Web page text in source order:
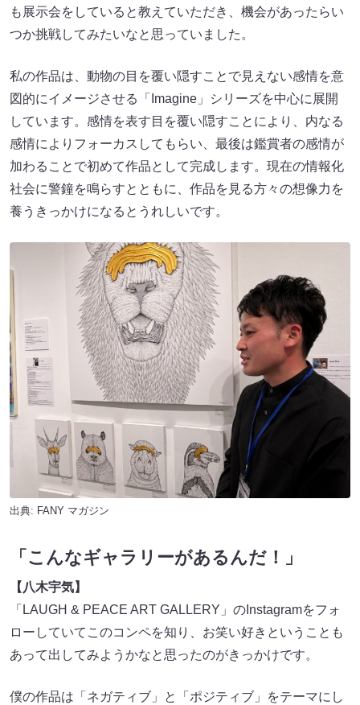
も展示会をしていると教えていただき、機会があったらい
つか挑戦してみたいなと思っていました。
私の作品は、動物の目を覆い隠すことで見えない感情を意
図的にイメージさせる「Imagine」シリーズを中心に展開
しています。感情を表す目を覆い隠すことにより、内なる
感情によりフォーカスしてもらい、最後は鑑賞者の感情が
加わることで初めて作品として完成します。現在の情報化
社会に警鐘を鳴らすとともに、作品を見る方々の想像力を
養うきっかけになるとうれしいです。
出典: FANY マガジン
「こんなギャラリーがあるんだ！」
【八木宇気】
「LAUGH & PEACE ART GALLERY」のInstagramをフォ
ローしていてこのコンペを知り、お笑い好きということも
あって出してみようかなと思ったのがきっかけです。
僕の作品は「ネガティブ」と「ポジティブ」をテーマにし